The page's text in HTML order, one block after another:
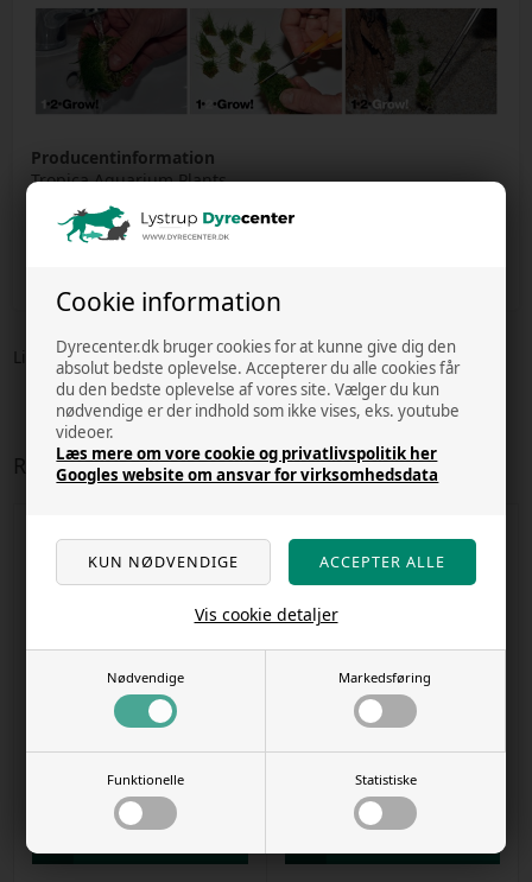
Cookie information
Dyrecenter.dk bruger cookies for at kunne give dig den
absolut bedste oplevelse. Accepterer du alle cookies får
du den bedste oplevelse af vores site. Vælger du kun
nødvendige er der indhold som ikke vises, eks. youtube
videoer.
Læs mere om vore cookie og privatlivspolitik her
Googles website om ansvar for virksomhedsdata
Nødvendige Markedsføring
Funktionelle Statistiske
Vis cookie detaljer
Producentinformation
Tropica Aquarium Plants
Mejlbyvej 200, 8250 Egå, Danmark
tropica@tropica.com
Lignende varer
Relaterede varer
10 stk. på lager
Varenr60911
Kr. 201,00
7 stk. på lager
Varenr60912
Kr. 187,00